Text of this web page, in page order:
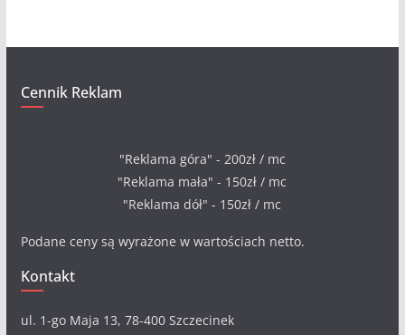
Cennik Reklam
"Reklama góra" - 200zł / mc
"Reklama mała" - 150zł / mc
"Reklama dół" - 150zł / mc
Podane ceny są wyrażone w wartościach netto.
Kontakt
ul. 1-go Maja 13, 78-400 Szczecinek